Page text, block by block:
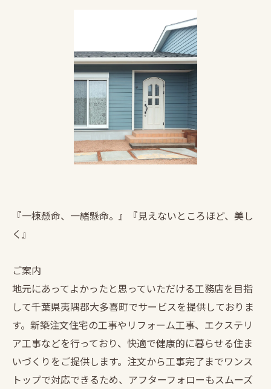
『一棟懸命、一緒懸命。』『見えないところほど、美し
く』
ご案内
地元にあってよかったと思っていただける工務店を目指
して千葉県夷隅郡大多喜町でサービスを提供しておりま
す。新築注文住宅の工事やリフォーム工事、エクステリ
ア工事などを行っており、快適で健康的に暮らせる住ま
いづくりをご提供します。注文から工事完了までワンス
トップで対応できるため、アフターフォローもスムーズ